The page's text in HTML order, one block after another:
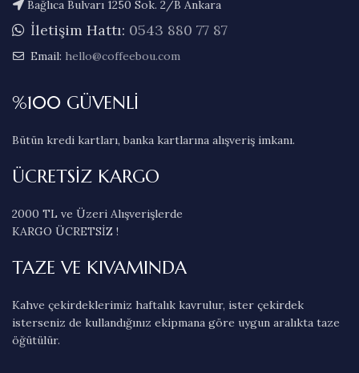
Bağlıca Bulvarı 1250 Sok. 2/B Ankara
İletişim Hattı: 0543 880 77 87
Email: hello@coffeebou.com
%100 GÜVENLİ
Bütün kredi kartları, banka kartlarına alışveriş imkanı.
ÜCRETSİZ KARGO
2000 TL ve Üzeri Alışverişlerde
KARGO ÜCRETSİZ !
TAZE VE KIVAMINDA
Kahve çekirdeklerimiz haftalık kavrulur, ister çekirdek
isterseniz de kullandığınız ekipmana göre uygun aralıkta taze
öğütülür.